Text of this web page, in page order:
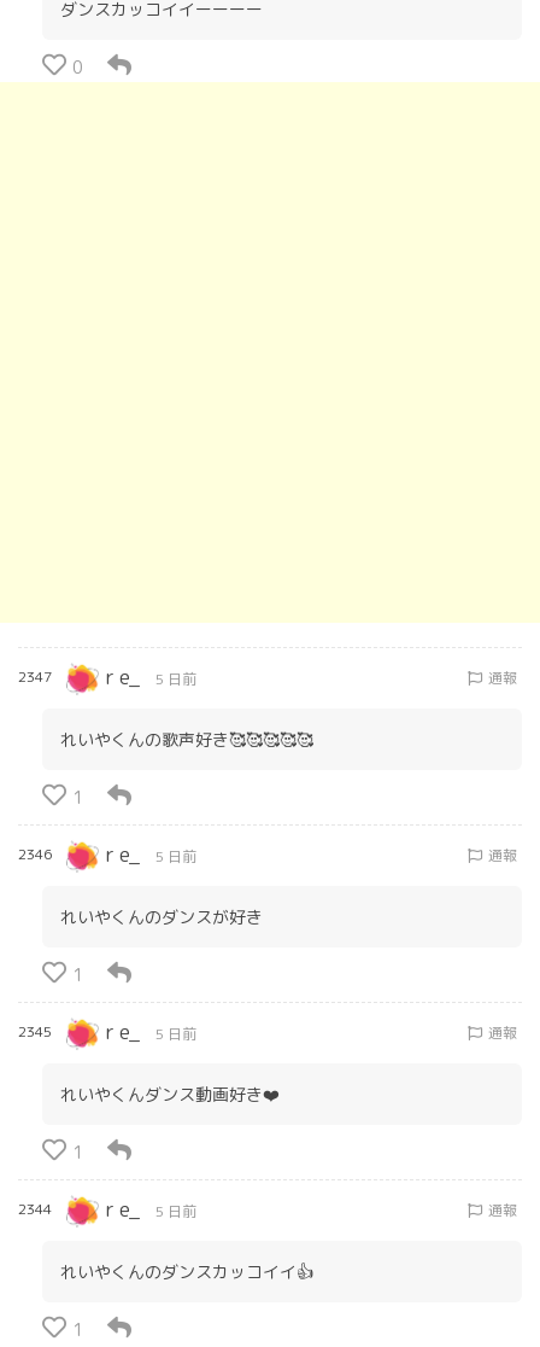
ダンスカッコイイーーーー
0
2347 r e_ 5 日前 通報
れいやくんの歌声好き🥰🥰🥰🥰🥰
1
2346 r e_ 5 日前 通報
れいやくんのダンスが好き
1
2345 r e_ 5 日前 通報
れいやくんダンス動画好き❤️
1
2344 r e_ 5 日前 通報
れいやくんのダンスカッコイイ👍
1